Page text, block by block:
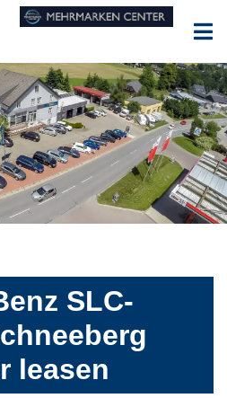
SLC-
leasen